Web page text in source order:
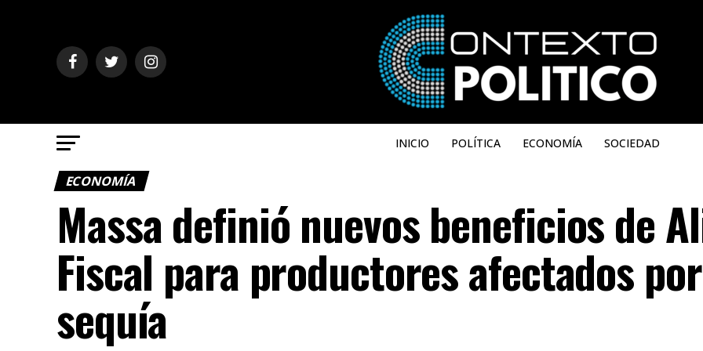
INICIO POLÍTICA ECONOMÍA SOCIEDAD
ECONOMÍA
Massa definió nuevos beneficios de
Fiscal para productores afectados
sequía